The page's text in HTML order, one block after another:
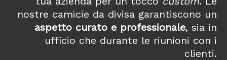
nostre camicie da divisa garantiscono un
aspetto curato e professionale, sia in
ufficio che durante le riunioni con i
clienti.